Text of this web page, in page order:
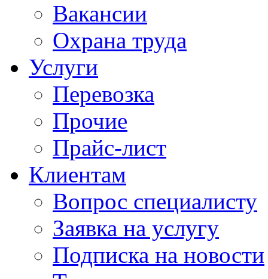
Вакансии
Охрана труда
Услуги
Перевозка
Прочие
Прайс-лист
Клиентам
Вопрос специалисту
Заявка на услугу
Подписка на новости